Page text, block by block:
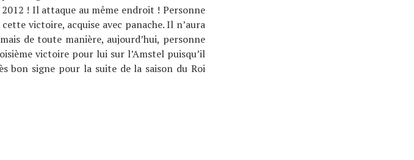
! Il attaque au même endroit ! Personne
victoire, acquise avec panache. Il n’aura
de toute manière, aujourd’hui, personne
victoire pour lui sur l’Amstel puisqu’il
bon signe pour la suite de la saison du Roi